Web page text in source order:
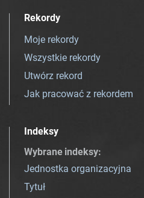
Rekordy
Moje rekordy
Wszystkie rekordy
Utwórz rekord
Jak pracować z rekordem
Indeksy
Wybrane indeksy:
Jednostka organizacyjna
Tytuł